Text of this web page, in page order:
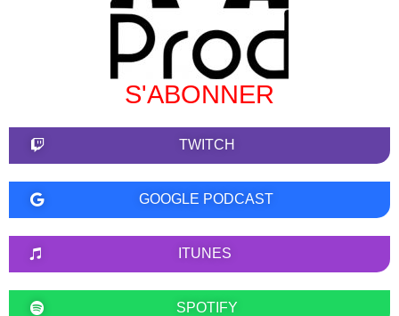
S'ABONNER
TWITCH
GOOGLE PODCAST
ITUNES
SPOTIFY